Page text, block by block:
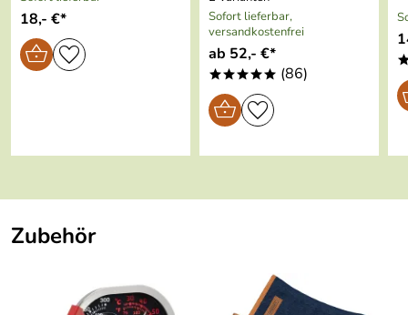
18,- €*
Sofort lieferbar,
versandkostenfrei
ab 52,- €*
***** (86)
Zubehör